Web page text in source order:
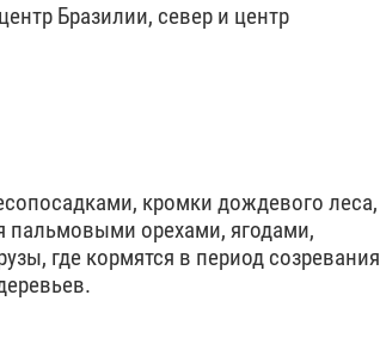
Бразилии, север и центр
кромки дождевого леса,
орехами, ягодами,
где кормятся в период созревания